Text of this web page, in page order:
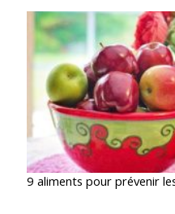
9 aliments pour prévenir